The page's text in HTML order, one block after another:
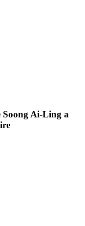
Soong Ai-Ling a